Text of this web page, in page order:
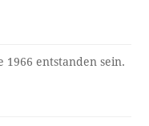
1966 entstanden sein.